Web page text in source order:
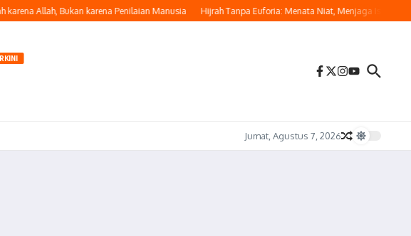
Allah, Bukan karena Penilaian Manusia Hijrah Tanpa Euforia: Menata Niat, Menjaga Istikamah
Jumat, Agustus 7, 2026